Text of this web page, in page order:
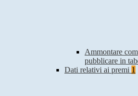
Ammontare
pubblicare in
Dati relativi ai premi 1